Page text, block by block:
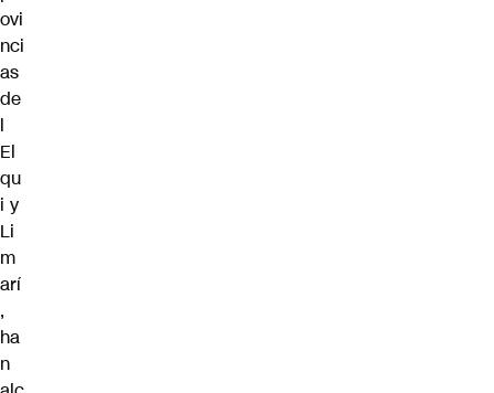
ovi
nci
as
de
l
El
qu
i y
Li
m
arí
,
ha
n